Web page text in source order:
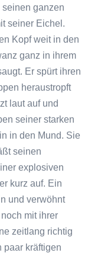
seinen ganzen
seiner Eichel.
Kopf weit in den
ganz in ihrem
Er spürt ihren
heraustropft
laut auf und
seiner starken
in den Mund. Sie
seinen
explosiven
kurz auf. Ein
und verwöhnt
mit ihrer
zeitlang richtig
paar kräftigen